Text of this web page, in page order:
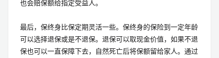
也会赔保额给指定受益人。
最后，保终身比保定期灵活一些。保终身的保险到一定年龄
可以选择退保或是不退保。退保可以取现金价值，如果不退
保也可以一直保障下去，自然死亡后将保额留给家人。通过